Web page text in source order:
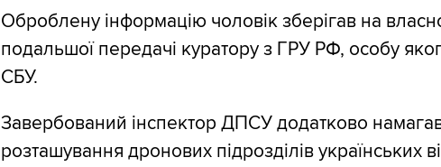
Оброблену інформацію чоловік зберігав на
подальшої передачі куратору з ГРУ РФ, особу
СБУ.
Завербований інспектор ДПСУ додатково
розташування дронових підрозділів українських